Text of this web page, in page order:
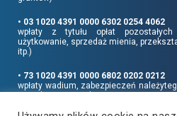
• 03 1020 4391 0000 6302 0254 4062
wpłaty z tytułu opłat
użytkowanie, sprzedaż mienia,
itp.)
• 73 1020 4391 0000 6802 0202 0212
wpłaty wadium, zabezpieczeń